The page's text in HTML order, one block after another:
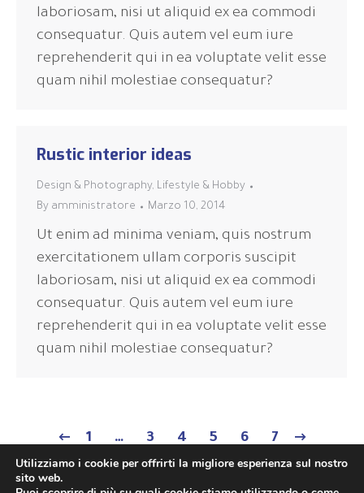
laboriosam, nisi ut aliquid ex ea commodi
consequatur. Quis autem vel eum iure
reprehenderit qui in ea voluptate velit esse
quam nihil molestiae consequatur?
Rustic interior ideas
Design & Photography, Lifestyle & Hobby
By amministratore Marzo 10, 2014
Ut enim ad minima veniam, quis nostrum
exercitationem ullam corporis suscipit
laboriosam, nisi ut aliquid ex ea commodi
consequatur. Quis autem vel eum iure
reprehenderit qui in ea voluptate velit esse
quam nihil molestiae consequatur?
1 … 3 4 5 6 7
Utilizziamo i cookie per offrirti la migliore esperienza sul nostro
sito web.